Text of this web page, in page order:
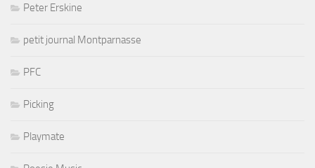
Peter Erskine
petit journal Montparnasse
PFC
Picking
Playmate